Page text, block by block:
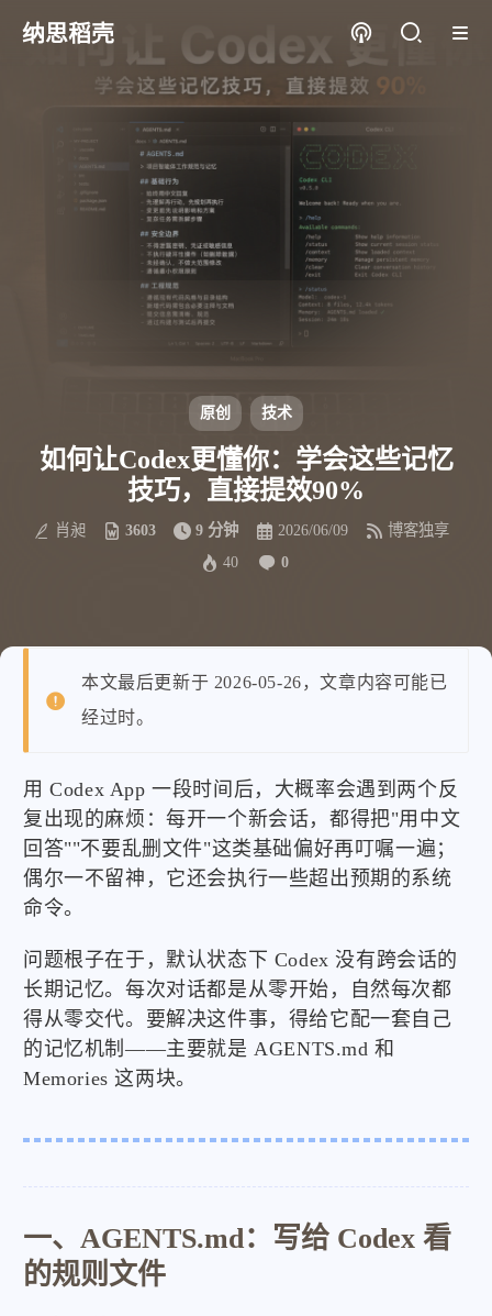
纳思稻壳
原创 技术
如何让Codex更懂你：学会这些记忆
技巧，直接提效90%
肖昶 3603 9 分钟 2026/06/09
博客独享
40
0
本文最后更新于 2026-05-26，文章内容可能已
经过时。
用 Codex App 一段时间后，大概率会遇到两个反
复出现的麻烦：每开一个新会话，都得把"用中文
回答""不要乱删文件"这类基础偏好再叮嘱一遍；
偶尔一不留神，它还会执行一些超出预期的系统
命令。
问题根子在于，默认状态下 Codex 没有跨会话的
长期记忆。每次对话都是从零开始，自然每次都
得从零交代。要解决这件事，得给它配一套自己
的记忆机制——主要就是 AGENTS.md 和
Memories 这两块。
一、AGENTS.md：写给 Codex 看
的规则文件